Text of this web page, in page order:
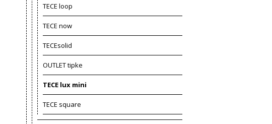
TECE loop
TECE now
TECEsolid
OUTLET tipke
TECE lux mini
TECE square